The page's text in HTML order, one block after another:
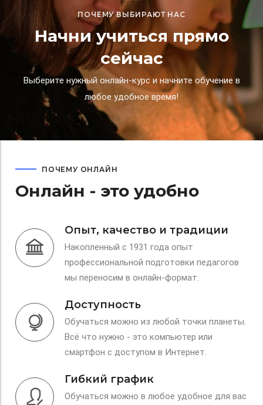
ПОЧЕМУ ВЫБИРАЮТ НАС
Начни учиться прямо
сейчас
Выберите нужный онлайн-курс и начните обучение в
любое удобное время!
ПОЧЕМУ ОНЛАЙН
Онлайн - это удобно
Опыт, качество и традиции
Накопленный с 1931 года опыт
профессиональной подготовки педагогов
мы переносим в онлайн-формат.
Доступность
Обучаться можно из любой точки планеты.
Всё что нужно - это компьютер или
смартфон с доступом в Интернет.
Гибкий график
Обучаться можно в любое удобное для вас